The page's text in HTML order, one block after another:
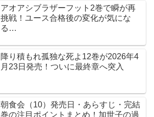
アオアシブラザーフット2巻で瞬が再
挑戦！ユース合格後の変化が気にな
る…
降り積もれ孤独な死よ12巻が2026年4
月23日発売！ついに最終章へ突入
朝食会（10）発売日・あらすじ・完結
巻の注目ポイントまとめ！加世子の過